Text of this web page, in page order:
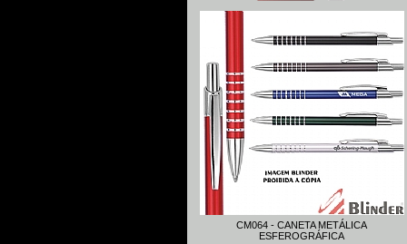
CM064 - CANETA METÁLICA
ESFEROGRÁFICA